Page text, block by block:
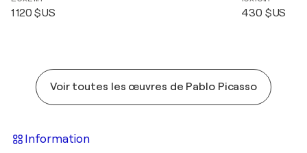
1 120 $US 430 $US
Voir toutes les œuvres de Pablo Picasso
Information